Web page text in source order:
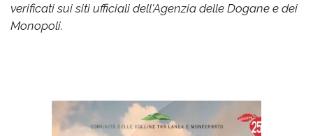
verificati sui siti ufficiali dell'Agenzia delle Dogane e dei
Monopoli.